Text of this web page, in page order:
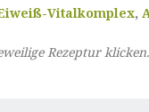
Vitalkomplex,
Rezeptur klicken.